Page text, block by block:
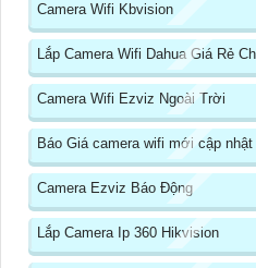
Camera Wifi Kbvision
Lắp Camera Wifi Dahua Giá Rẻ
Camera Wifi Ezviz Ngoài Trời
Báo Giá camera wifi mới cập nhật
Camera Ezviz Báo Động
Lắp Camera Ip 360 Hikvision